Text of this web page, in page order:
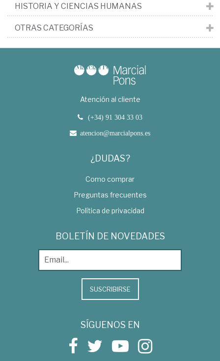
HISTORIA Y CIENCIAS HUMANAS
OTRAS CATEGORÍAS
Atención al cliente
(+34) 91 304 33 03
atencion@marcialpons.es
¿DUDAS?
Como comprar
Preguntas frecuentes
Política de privacidad
BOLETÍN DE NOVEDADES
SUSCRIBIRSE
SÍGUENOS EN